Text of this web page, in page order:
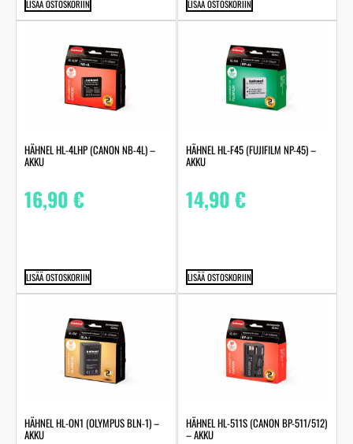
LISÄÄ OSTOSKORIIN LISÄÄ OSTOSKORIIN
HÄHNEL HL-4LHP (CANON NB-4L) –
AKKU
16,90€
LISÄÄ OSTOSKORIIN
HÄHNEL HL-F45 (FUJIFILM NP-45) –
AKKU
14,90€
LISÄÄ OSTOSKORIIN
HÄHNEL HL-ON1 (OLYMPUS BLN-1) –
AKKU
HÄHNEL HL-511S (CANON BP-511/512)
– AKKU